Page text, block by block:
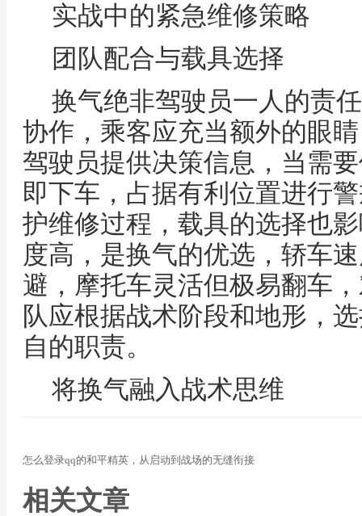
实战中的紧急维修策略
团队配合与载具选择
换气绝非驾驶员一人的责
协作，乘客应充当额外的眼
驾驶员提供决策信息，当需
即下车，占据有利位置进行
护维修过程，载具的选择也
度高，是换气的优选，轿车
避，摩托车灵活但极易翻车
队应根据战术阶段和地形，
自的职责。
将换气融入战术思维
怎么登录qq的和平精英，从启动到战场的无缝衔接
相关文章